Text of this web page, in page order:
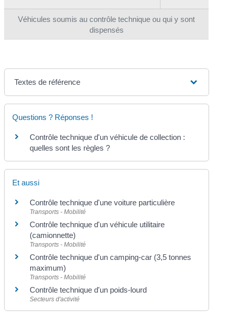
Véhicules soumis au contrôle technique ou qui y sont
dispensés
Textes de référence
Questions ? Réponses !
Contrôle technique d'un véhicule de collection :
quelles sont les règles ?
Et aussi
Contrôle technique d'une voiture particulière
Transports - Mobilité
Contrôle technique d'un véhicule utilitaire
(camionnette)
Transports - Mobilité
Contrôle technique d'un camping-car (3,5 tonnes
maximum)
Transports - Mobilité
Contrôle technique d'un poids-lourd
Secteurs d'activité